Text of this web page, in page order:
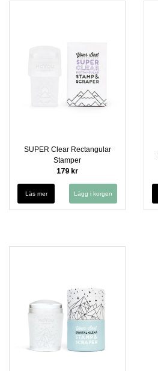
SUPER Clear Rectangular
Stamper
179 kr
Läs mer